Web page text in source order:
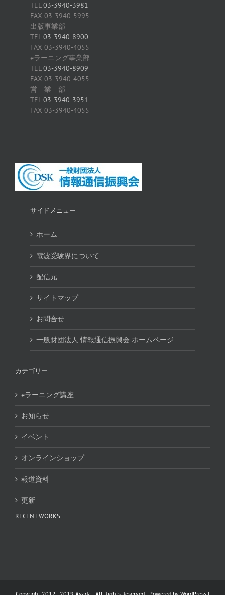
TEL03-3940-3981
FAX 03-3940-5995
出版事業部
TEL03-3940-8900
FAX 03-3940-4055
eラーニング事業部
TEL03-3940-8909
FAX 03-3940-4055
営 業 部
TEL03-3940-3951
FAX 03-3940-4055
サイドメニュー
ホーム
電波受験界について
配信元
サイトマップ
お問合せ
一般財団法人 情報通信振興会 ホームページ
カテゴリー
eラーニング講座
お知らせ
イベント
オンラインショップ
報道資料
更新
RECENT WORKS